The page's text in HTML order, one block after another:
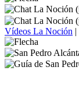
Vídeos La Noción |